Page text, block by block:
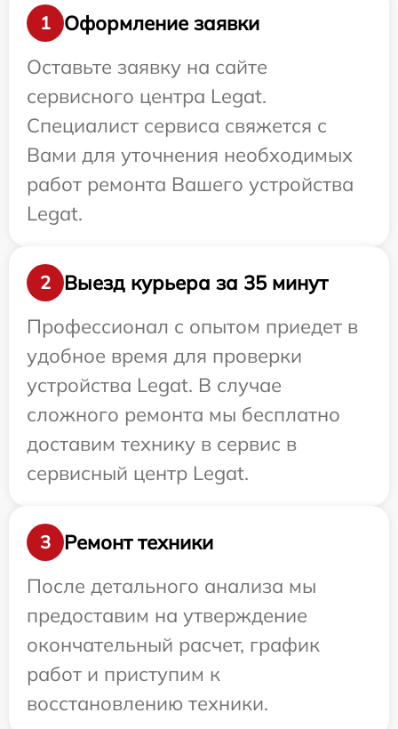
1
Оформление заявки
Оставьте заявку на сайте
сервисного центра Legat.
Специалист сервиса свяжется с
Вами для уточнения необходимых
работ ремонта Вашего устройства
Legat.
2
Выезд курьера за 35 минут
Профессионал с опытом приедет в
удобное время для проверки
устройства Legat. В случае
сложного ремонта мы бесплатно
доставим технику в сервис в
сервисный центр Legat.
3
Ремонт техники
После детального анализа мы
предоставим на утверждение
окончательный расчет, график
работ и приступим к
восстановлению техники.